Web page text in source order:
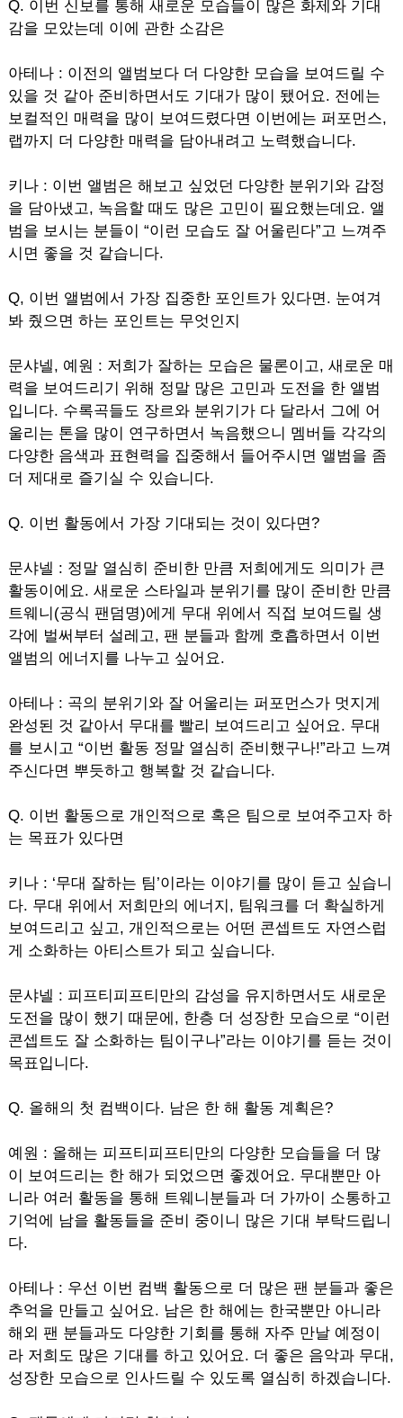
Q. 이번 신보를 통해 새로운 모습들이 많은 화제와 기대
감을 모았는데 이에 관한 소감은
아테나 : 이전의 앨범보다 더 다양한 모습을 보여드릴 수
있을 것 같아 준비하면서도 기대가 많이 됐어요. 전에는
보컬적인 매력을 많이 보여드렸다면 이번에는 퍼포먼스,
랩까지 더 다양한 매력을 담아내려고 노력했습니다.
키나 : 이번 앨범은 해보고 싶었던 다양한 분위기와 감정
을 담아냈고, 녹음할 때도 많은 고민이 필요했는데요. 앨
범을 보시는 분들이 “이런 모습도 잘 어울린다”고 느껴주
시면 좋을 것 같습니다.
Q, 이번 앨범에서 가장 집중한 포인트가 있다면. 눈여겨
봐 줬으면 하는 포인트는 무엇인지
문샤넬, 예원 : 저희가 잘하는 모습은 물론이고, 새로운 매
력을 보여드리기 위해 정말 많은 고민과 도전을 한 앨범
입니다. 수록곡들도 장르와 분위기가 다 달라서 그에 어
울리는 톤을 많이 연구하면서 녹음했으니 멤버들 각각의
다양한 음색과 표현력을 집중해서 들어주시면 앨범을 좀
더 제대로 즐기실 수 있습니다.
Q. 이번 활동에서 가장 기대되는 것이 있다면?
문샤넬 : 정말 열심히 준비한 만큼 저희에게도 의미가 큰
활동이에요. 새로운 스타일과 분위기를 많이 준비한 만큼
트웨니(공식 팬덤명)에게 무대 위에서 직접 보여드릴 생
각에 벌써부터 설레고, 팬 분들과 함께 호흡하면서 이번
앨범의 에너지를 나누고 싶어요.
아테나 : 곡의 분위기와 잘 어울리는 퍼포먼스가 멋지게
완성된 것 같아서 무대를 빨리 보여드리고 싶어요. 무대
를 보시고 “이번 활동 정말 열심히 준비했구나!”라고 느껴
주신다면 뿌듯하고 행복할 것 같습니다.
Q. 이번 활동으로 개인적으로 혹은 팀으로 보여주고자 하
는 목표가 있다면
키나 : ‘무대 잘하는 팀’이라는 이야기를 많이 듣고 싶습니
다. 무대 위에서 저희만의 에너지, 팀워크를 더 확실하게
보여드리고 싶고, 개인적으로는 어떤 콘셉트도 자연스럽
게 소화하는 아티스트가 되고 싶습니다.
문샤넬 : 피프티피프티만의 감성을 유지하면서도 새로운
도전을 많이 했기 때문에, 한층 더 성장한 모습으로 “이런
콘셉트도 잘 소화하는 팀이구나”라는 이야기를 듣는 것이
목표입니다.
Q. 올해의 첫 컴백이다. 남은 한 해 활동 계획은?
예원 : 올해는 피프티피프티만의 다양한 모습들을 더 많
이 보여드리는 한 해가 되었으면 좋겠어요. 무대뿐만 아
니라 여러 활동을 통해 트웨니분들과 더 가까이 소통하고
기억에 남을 활동들을 준비 중이니 많은 기대 부탁드립니
다.
아테나 : 우선 이번 컴백 활동으로 더 많은 팬 분들과 좋은
추억을 만들고 싶어요. 남은 한 해에는 한국뿐만 아니라
해외 팬 분들과도 다양한 기회를 통해 자주 만날 예정이
라 저희도 많은 기대를 하고 있어요. 더 좋은 음악과 무대,
성장한 모습으로 인사드릴 수 있도록 열심히 하겠습니다.